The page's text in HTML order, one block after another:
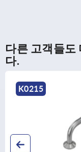
다른 고객들도
다.
K0215